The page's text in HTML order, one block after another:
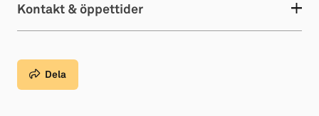
Kontakt & öppettider
Dela